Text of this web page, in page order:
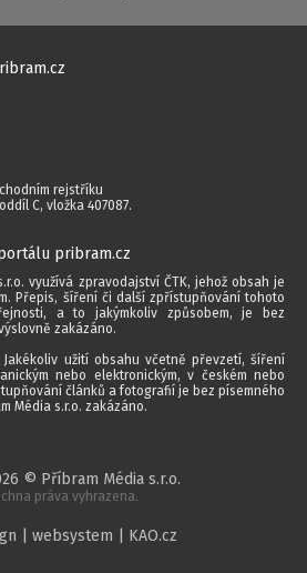
rejstříku
C, vložka 407087.
pribram.cz
využívá zpravodajství ČTK, jehož obsah je
Přepis, šíření či další zpřístupňování tohoto
a to jakýmkoliv způsobem, je bez
zakázáno.
užití obsahu včetně převzetí, šíření
nebo elektronickým, v českém nebo
článků a fotografií je bez písemného
Média s.r.o. zakázáno.
© Příbram Média s.r.o.
práva vyhrazena.
| websystem | KAO.cz